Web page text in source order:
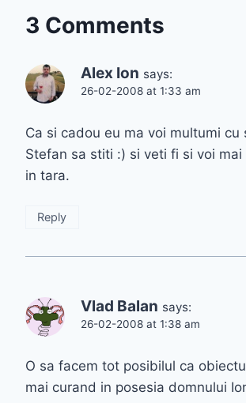
3 Comments
Alex Ion says:
26-02-2008 at 1:33 am
Ca si cadou eu ma voi multumi cu
Stefan sa stiti :) si veti fi si voi
in tara.
Reply
Vlad Balan says:
26-02-2008 at 1:38 am
O sa facem tot posibilul ca
mai curand in posesia domnului